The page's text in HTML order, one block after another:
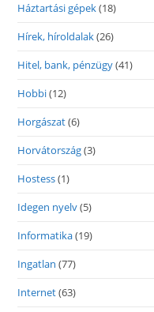
Háztartási gépek(18)
Hírek, híroldalak(26)
Hitel, bank, pénzügy(41)
Hobbi(12)
Horgászat(6)
Horvátország(3)
Hostess(1)
Idegen nyelv(5)
Informatika(19)
Ingatlan (77)
Internet(63)